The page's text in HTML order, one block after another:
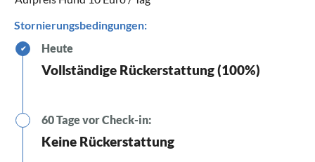
Stornierungsbedingungen:
✔ Heute
Vollständige Rückerstattung (100%)
60 Tage vor Check-in:
Keine Rückerstattung